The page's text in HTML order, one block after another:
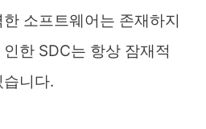
소프트웨어는 존재하지
한 SDC는 항상 잠재적
니다.